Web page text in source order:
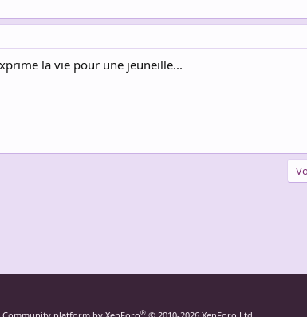
la vie pour une jeuneille...
®